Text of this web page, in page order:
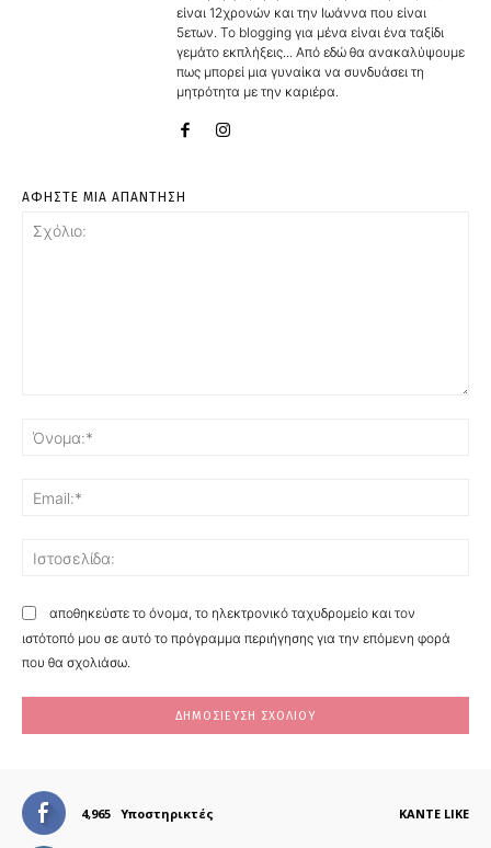
είναι 12χρονών και την Ιωάννα που είναι
5ετων. Το blogging για μένα είναι ένα ταξίδι
γεμάτο εκπλήξεις... Από εδώ θα ανακαλύψουμε
πως μπορεί μια γυναίκα να συνδυάσει τη
μητρότητα με την καριέρα.
ΑΦΗΣΤΕ ΜΙΑ ΑΠΑΝΤΗΣΗ
αποθηκεύστε το όνομα, το ηλεκτρονικό ταχυδρομείο και τον
ιστότοπό μου σε αυτό το πρόγραμμα περιήγησης για την επόμενη φορά
που θα σχολιάσω.
4,965 Υποστηρικτές ΚΆΝΤΕ LIKE